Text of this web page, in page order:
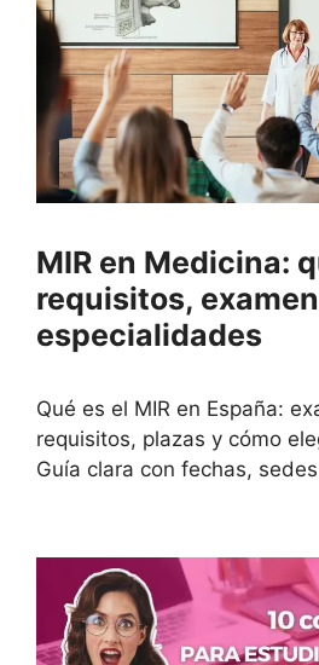
MIR en Medicina:
requisitos,
especialidades
Qué es el MIR en España:
requisitos, plazas y cómo
Guía clara con fechas,